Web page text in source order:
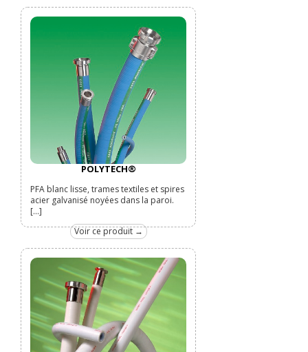
POLYTECH®
PFA blanc lisse, trames textiles et spires
acier galvanisé noyées dans la paroi.
[...]
Voir ce produit →